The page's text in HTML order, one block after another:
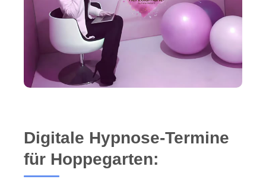
Digitale Hypnose-Termine
für Hoppegarten: